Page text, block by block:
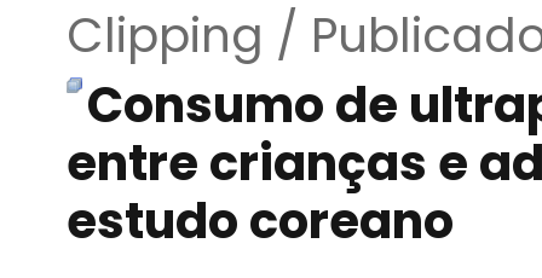
Clipping /
Consumo de
entre crianças e
estudo coreano